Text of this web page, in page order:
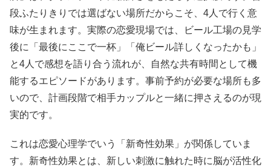
段ふたりきりでは選ばない場所だからこそ、4人で行く意
味が生まれます。実際の恋愛現場では、ビール工場の見学
後に「最後にここで一杯」「俺ビール詳しくなったかも」
と4人で感想を語り合う流れが、自然な共有時間として機
能するエピソードがあります。事前予約が必要な場所も多
いので、計画段階で相手カップルと一緒に押さえるのが現
実的です。
これは恋愛心理学でいう「新奇性効果」が関係していま
す。新奇性効果とは、新しい刺激に触れた時に脳が活性化